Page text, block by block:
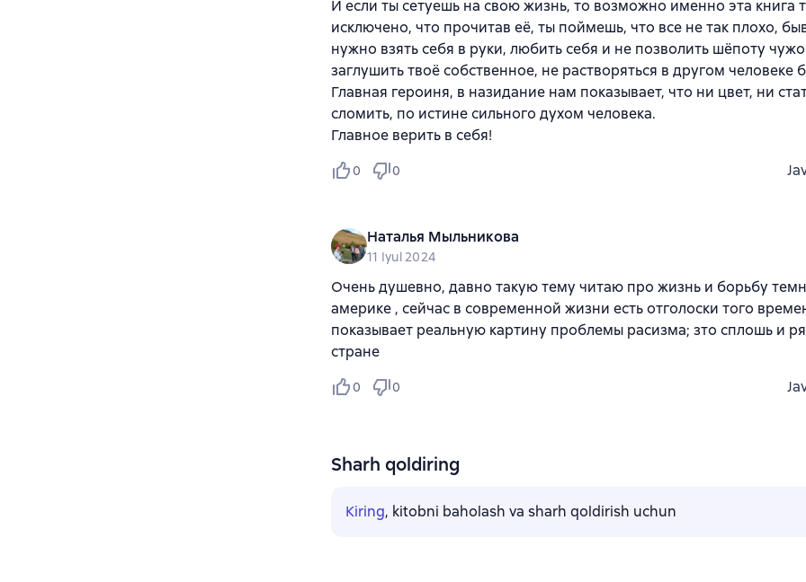
И если ты сетуешь на свою жизнь, то возможно именно эта книга
исключено, что прочитав её, ты поймешь, что все не так плохо,
нужно взять себя в руки, любить себя и не позволить шёпоту
заглушить твоё собственное, не растворяться в другом человеке
Главная героиня, в назидание нам показывает, что ни цвет, ни
сломить, по истине сильного духом человека.
Главное верить в себя!
0 0
Наталья Мыльникова
11 Iyul 2024
Очень душевно, давно такую тему читаю про жизнь и борьбу
америке , сейчас в современной жизни есть отголоски того
показывает реальную картину проблемы расизма; зто сплошь и
стране
0 0
Sharh qoldiring
Kiring, kitobni baholash va sharh qoldirish uchun